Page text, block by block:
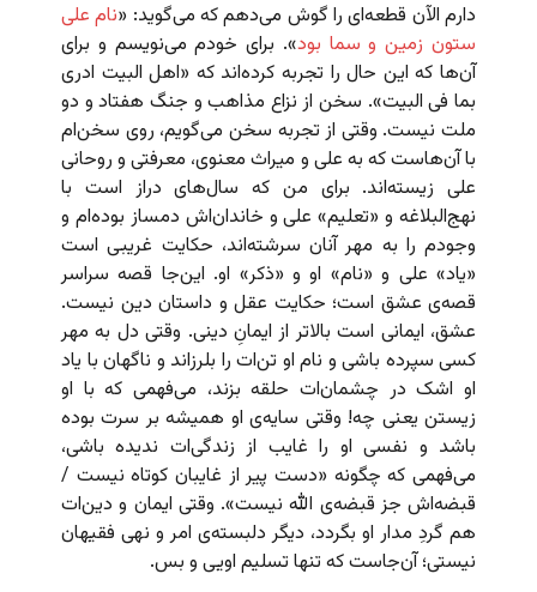
دارم الآن قطعه‌ای را گوش می‌دهم که می‌گوید: «نام علی
ستون زمین و سما بود». برای خودم می‌نویسم و برای
آن‌ها که این حال را تجربه کرده‌اند که «اهل البیت ادری
بما فی البیت». سخن از نزاع مذاهب و جنگ هفتاد و دو
ملت نیست. وقتی از تجربه سخن می‌گویم، روی سخن‌ام
با آن‌هاست که به علی و میراث معنوی، معرفتی و روحانی
علی زیسته‌اند. برای من که سال‌های دراز است با
نهج‌البلاغه و «تعلیم» علی و خاندان‌اش دمساز بوده‌ام و
وجودم را به مهر آنان سرشته‌اند، حکایت غریبی است
«یاد» علی و «نام» او و «ذکر» او. این‌جا قصه سراسر
قصه‌ی عشق است؛ حکایت عقل و داستان دین نیست.
عشق، ایمانی است بالاتر از ایمانِ دینی. وقتی دل به مهر
کسی سپرده باشی و نام او تن‌ات را بلرزاند و ناگهان با یاد
او اشک در چشمان‌ات حلقه بزند، می‌فهمی که با او
زیستن یعنی چه! وقتی سایه‌ی او همیشه بر سرت بوده
باشد و نفسی او را غایب از زندگی‌ات ندیده باشی،
می‌فهمی که چگونه «دست پیر از غایبان کوتاه نیست /
قبضه‌اش جز قبضه‌ی الله نیست». وقتی ایمان و دین‌ات
هم گردِ مدار او بگردد، دیگر دلبسته‌ی امر و نهی فقیهان
نیستی؛ آن‌جاست که تنها تسلیم اویی و بس.